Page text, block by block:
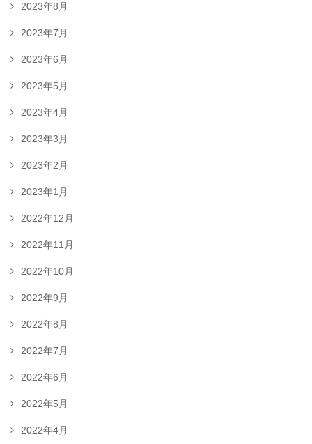
2023年8月
2023年7月
2023年6月
2023年5月
2023年4月
2023年3月
2023年2月
2023年1月
2022年12月
2022年11月
2022年10月
2022年9月
2022年8月
2022年7月
2022年6月
2022年5月
2022年4月